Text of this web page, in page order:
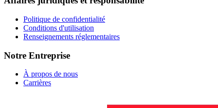
Politique de confidentialité
Conditions d'utilisation
Renseignements réglementaires
Notre Entreprise
À propos de nous
Carrières